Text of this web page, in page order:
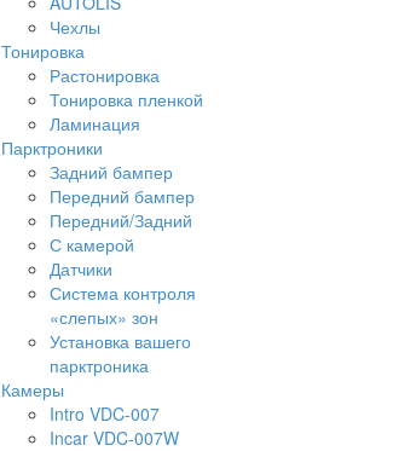
Чехлы
Тонировка
Растонировка
Тонировка пленкой
Ламинация
Парктроники
Задний бампер
Передний бампер
Передний/Задний
С камерой
Датчики
Система контроля
«слепых» зон
Установка вашего
парктроника
Камеры
Intro VDC-007
Incar VDC-007W